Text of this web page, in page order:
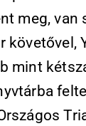
meg, van
követővel,
mint